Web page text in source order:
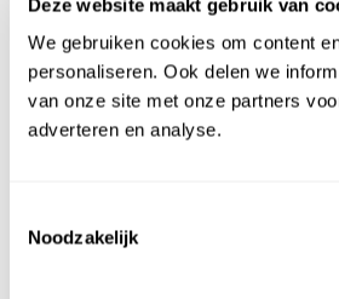
Deze website maakt gebruik van
We gebruiken cookies om content
personaliseren. Ook delen we
van onze site met onze partners
adverteren en analyse.
Noodzakelijk
Place To Work Nederland.
Maaike de Wit
- Co-CEO &